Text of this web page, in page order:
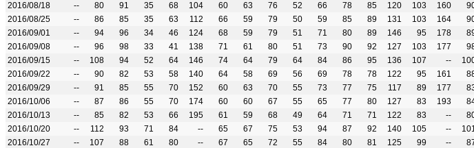
2016/08/18
-- 80 91 35 68 104 60 63 76 52 66 78 85 120 103 160
2016/08/25
-- 86 85 35 63 112 66 59 79 50 59 85 89 131 103 164
2016/09/01
-- 94 96 34 46 124 68 59 79 51 71 80 89 146 95 178
2016/09/08
-- 96 98 33 41 138 71 61 80 51 73 90 92 127 103 177
2016/09/15
-- 108 94 52 64 146 74 64 79 64 84 86 95 136 107 --
2016/09/22
-- 90 82 53 58 140 64 58 69 56 69 78 78 122 95 161
2016/09/29
-- 91 85 55 70 152 60 63 70 55 73 77 75 117 89 177
2016/10/06
-- 87 86 55 70 174 60 60 67 55 65 77 80 127 83 193
2016/10/13
-- 85 82 53 66 195 61 59 68 49 64 71 71 122 83 --
2016/10/20
-- 112 93 71 84 -- 65 67 75 53 94 87 92 140 105 --
2016/10/27
-- 107 88 61 80 -- 67 65 72 55 84 80 81 125 99 --